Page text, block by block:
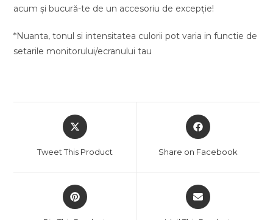
acum și bucură-te de un accesoriu de excepție!
*Nuanta, tonul si intensitatea culorii pot varia in functie de
setarile monitorului/ecranului tau
Opens
in
new
Tweet This Product
Opens
in
new
Share on Facebook
Opens
in
Opens
in